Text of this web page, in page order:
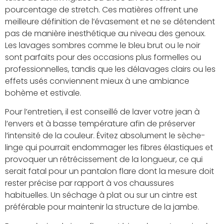
pourcentage de stretch. Ces matières offrent une
meilleure définition de l’évasement et ne se détendent
pas de manière inesthétique au niveau des genoux.
Les lavages sombres comme le bleu brut ou le noir
sont parfaits pour des occasions plus formelles ou
professionnelles, tandis que les délavages clairs ou les
effets usés conviennent mieux à une ambiance
bohème et estivale.
Pour l’entretien, il est conseillé de laver votre jean à
l’envers et à basse température afin de préserver
l’intensité de la couleur. Évitez absolument le sèche-
linge qui pourrait endommager les fibres élastiques et
provoquer un rétrécissement de la longueur, ce qui
serait fatal pour un pantalon flare dont la mesure doit
rester précise par rapport à vos chaussures
habituelles. Un séchage à plat ou sur un cintre est
préférable pour maintenir la structure de la jambe.